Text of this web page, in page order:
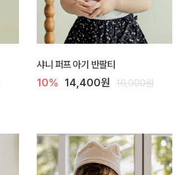
샤니 퍼프 아기 반팔티
10% 14,400원 16,000원